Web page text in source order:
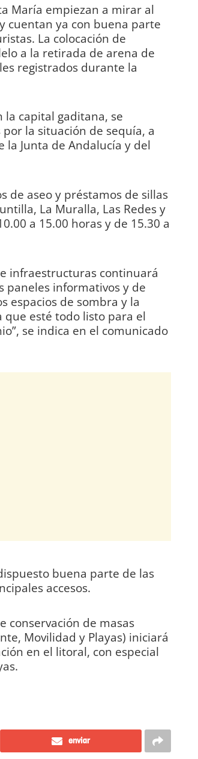
María empiezan a mirar al
cuentan ya con buena parte
La colocación de
a la retirada de arena de
registrados durante la
la capital gaditana, se
la situación de sequía, a
Junta de Andalucía y del
de aseo y préstamos de sillas
La Muralla, Las Redes y
a 15.00 horas y de 15.30 a
infraestructuras continuará
paneles informativos y de
espacios de sombra y la
que esté todo listo para el
se indica en el comunicado
buena parte de las
accesos.
conservación de masas
Movilidad y Playas) iniciará
en el litoral, con especial
enviar